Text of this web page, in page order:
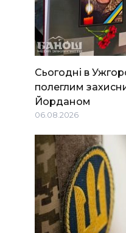
Сьогодні в
полеглим
Йорданом
06.08.2026